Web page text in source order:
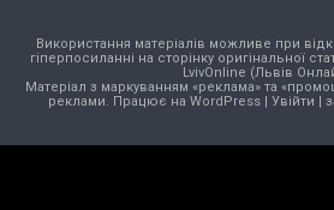
Використання матеріалів можливе при
гіперпосиланні на сторінку оригінальної
LvivOnline (Львів
Матеріал з маркуванням «реклама» та
реклами. Працює на WordPress| Увійти |